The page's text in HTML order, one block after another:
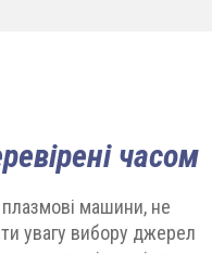
часом
машини, не
увагу вибору джерел